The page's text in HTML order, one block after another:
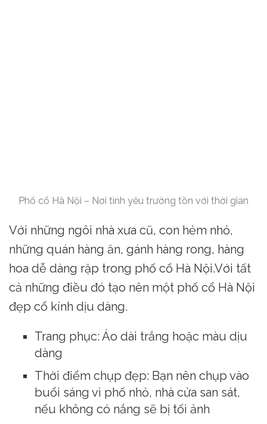
Phố cổ Hà Nội – Nơi tình yêu trường tồn với thời gian
Với những ngôi nhà xưa cũ, con hẻm nhỏ,
những quán hàng ăn, gánh hàng rong, hàng
hoa dễ dàng rặp trong phố cổ Hà Nội.Với tất
cả những điều đó tạo nên một phố cổ Hà Nội
đẹp cổ kính dịu dàng.
Trang phục: Áo dài trắng hoặc màu dịu
dàng
Thời điểm chụp đẹp: Bạn nên chụp vào
buổi sáng vì phố nhỏ, nhà cửa san sát,
nếu không có nắng sẽ bị tối ảnh